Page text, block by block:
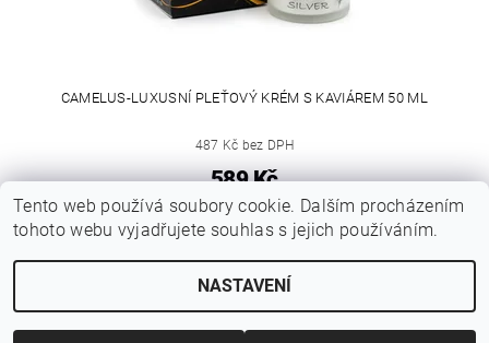
CAMELUS-LUXUSNÍ PLEŤOVÝ KRÉM S KAVIÁREM 50 ML
487 Kč bez DPH
589 Kč
2026 © www.barekol.cz, všechna práva vyhrazena
Tento web používá soubory cookie. Dalším procházením
tohoto webu vyjadřujete souhlas s jejich používáním.
NASTAVENÍ